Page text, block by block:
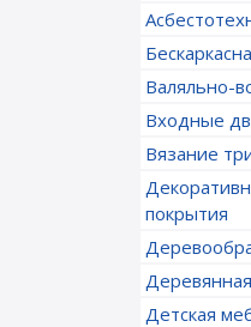
Валяльно-
Входные
Вязание
покрытия
Детская